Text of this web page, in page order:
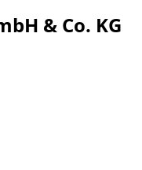
& Co. KG